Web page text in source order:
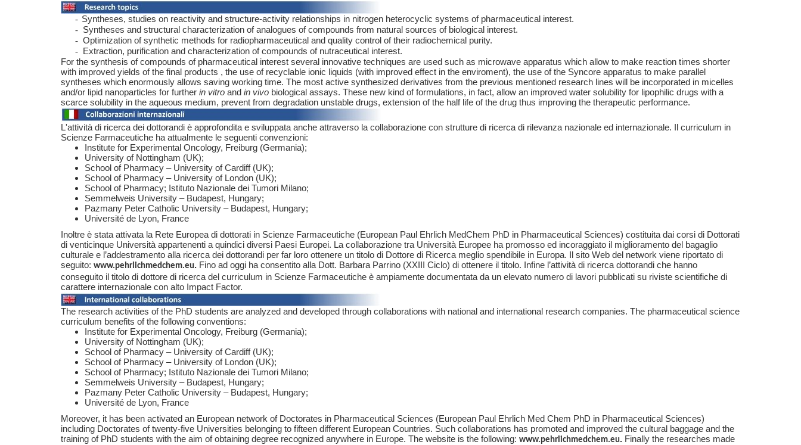
- Syntheses, studies on reactivity and structure-activity relationships in nitrogen heterocyclic systems of pharmaceutical interest.
- Syntheses and structural characterization of analogues of compounds from natural sources of biological interest.
- Optimization of synthetic methods for radiopharmaceutical and quality control of their radiochemical purity.
- Extraction, purification and characterization of compounds of nutraceutical interest.
For the synthesis of compounds of pharmaceutical interest several innovative techniques are used such as microwave apparatus which allow to make reaction times shorter
with improved yields of the final products , the use of recyclable ionic liquids (with improved effect in the enviroment), the use of the Syncore apparatus to make parallel
syntheses which enormously allows saving working time. The most active synthesized derivatives from the previous mentioned research lines will be incorporated in micelles
and/or lipid nanoparticles for further in vitro and in vivo biological assays. These new kind of formulations, in fact, allow an improved water solubility for lipophilic drugs with a
scarce solubility in the aqueous medium, prevent from degradation unstable drugs, extension of the half life of the drug thus improving the therapeutic performance.
L'attività di ricerca dei dottorandi è approfondita e sviluppata anche attraverso la collaborazione con strutture di ricerca di rilevanza nazionale ed internazionale. Il curriculum in
Scienze Farmaceutiche ha attualmente le seguenti convenzioni:
Institute for Experimental Oncology, Freiburg (Germania);
University of Nottingham (UK);
School of Pharmacy – University of Cardiff (UK);
School of Pharmacy – University of London (UK);
School of Pharmacy; Istituto Nazionale dei Tumori Milano;
Semmelweis University – Budapest, Hungary;
Pazmany Peter Catholic University – Budapest, Hungary;
Université de Lyon, France
Inoltre è stata attivata la Rete Europea di dottorati in Scienze Farmaceutiche (European Paul Ehrlich MedChem PhD in Pharmaceutical Sciences) costituita dai corsi di Dottorati
di venticinque Università appartenenti a quindici diversi Paesi Europei. La collaborazione tra Università Europee ha promosso ed incoraggiato il miglioramento del bagaglio
culturale e l’addestramento alla ricerca dei dottorandi per far loro ottenere un titolo di Dottore di Ricerca meglio spendibile in Europa. Il sito Web del network viene riportato di
seguito: www.pehrlichmedchem.eu. Fino ad oggi ha consentito alla Dott. Barbara Parrino (XXIII Ciclo) di ottenere il titolo. Infine l’attività di ricerca dottorandi che hanno
conseguito il titolo di dottore di ricerca del curriculum in Scienze Farmaceutiche è ampiamente documentata da un elevato numero di lavori pubblicati su riviste scientifiche di
carattere internazionale con alto Impact Factor.
The research activities of the PhD students are analyzed and developed through collaborations with national and international research companies. The pharmaceutical science
curriculum benefits of the following conventions:
Institute for Experimental Oncology, Freiburg (Germania);
University of Nottingham (UK);
School of Pharmacy – University of Cardiff (UK);
School of Pharmacy – University of London (UK);
School of Pharmacy; Istituto Nazionale dei Tumori Milano;
Semmelweis University – Budapest, Hungary;
Pazmany Peter Catholic University – Budapest, Hungary;
Université de Lyon, France
Moreover, it has been activated an European network of Doctorates in Pharmaceutical Sciences (European Paul Ehrlich Med Chem PhD in Pharmaceutical Sciences)
including Doctorates of twenty-five Universities belonging to fifteen different European Countries. Such collaborations has promoted and improved the cultural baggage and the
training of PhD students with the aim of obtaining degree recognized anywhere in Europe. The website is the following: www.pehrlichmedchem.eu. Finally the researches made